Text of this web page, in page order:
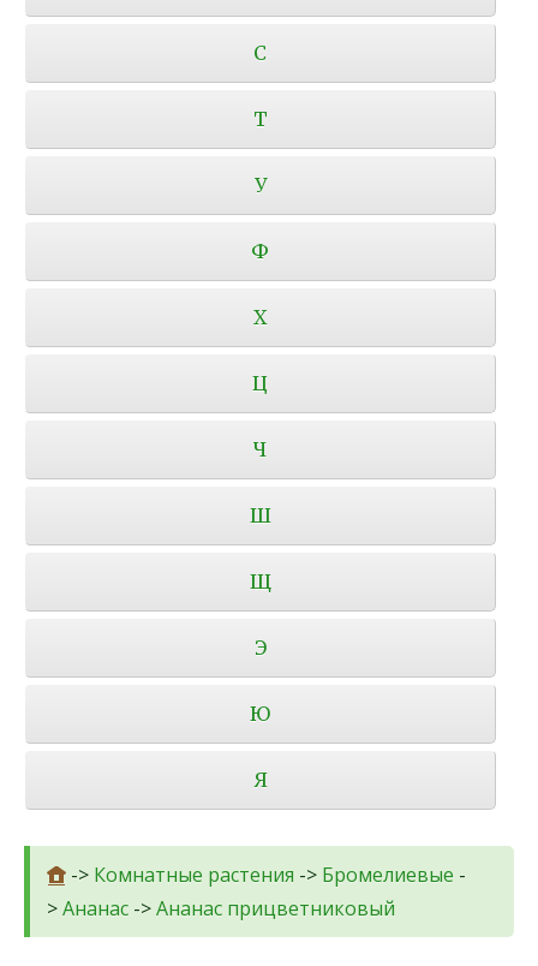
С
Т
У
Ф
Х
Ц
Ч
Ш
Щ
Э
Ю
Я
-> Комнатные растения -> Бромелиевые -
>Ананас ->Ананас прицветниковый